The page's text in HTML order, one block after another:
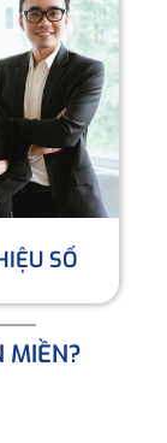
SỐ
MIỀN?